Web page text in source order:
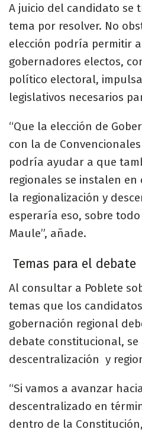
A juicio del candidato se
tema por resolver. No
elección podría permitir
gobernadores electos,
político electoral,
legislativos necesarios
“Que la elección de
con la de
podría ayudar a que
regionales se instalen
la regionalización y
esperaría eso, sobre
Maule”, añade.
Temas para el debate
Al consultar a Poblete
temas que los
gobernación regional
debate constitucional,
descentralización y
“Si vamos a avanzar
descentralizado en
dentro de la